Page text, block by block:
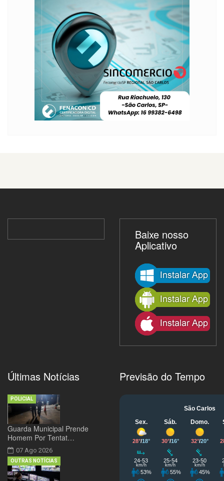
Baixe nosso
Aplicativo
Últimas Notícias
Guarda Municipal Prende
Homem Por Tentat…
07 Ago 2026
POLICIAL
OUTRAS NOTÍCIAS
Previsão do Tempo